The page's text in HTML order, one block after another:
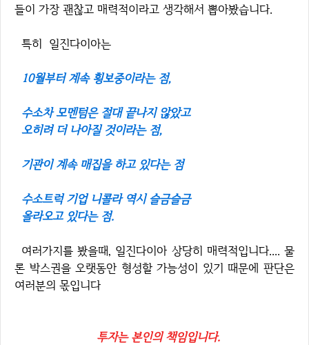
들이 가장 괜찮고 매력적이라고 생각해서 뽑아봤습니다.
특히 일진다이아는
10월부터 계속 횡보중이라는 점,
수소차 모멘텀은 절대 끝나지 않았고
오히려 더 나아질 것이라는 점,
기관이 계속 매집을 하고 있다는 점
수소트럭 기업 니콜라 역시 슬금슬금
올라오고 있다는 점.
여러가지를 봤을때, 일진다이아 상당히 매력적입니다.... 물
론 박스권을 오랫동안 형성할 가능성이 있기 때문에 판단은
여러분의 몫입니다
투자는 본인의 책임입니다.